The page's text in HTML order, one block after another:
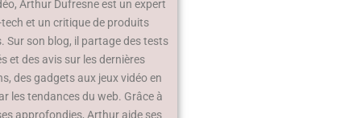
Arthur Dufresne est un expert
et un critique de produits
Sur son blog, il partage des tests
et des avis sur les dernières
des gadgets aux jeux vidéo en
les tendances du web. Grâce à
approfondies, Arthur aide ses